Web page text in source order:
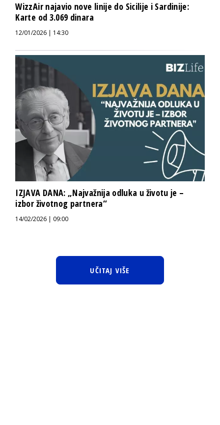
WizzAir najavio nove linije do Sicilije i Sardinije:
Karte od 3.069 dinara
12/01/2026 | 14:30
IZJAVA DANA: „Najvažnija odluka u životu je –
izbor životnog partnera“
14/02/2026 | 09:00
UČITAJ VIŠE